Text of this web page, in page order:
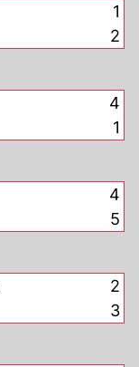
1
2
4
1
4
5
2
3